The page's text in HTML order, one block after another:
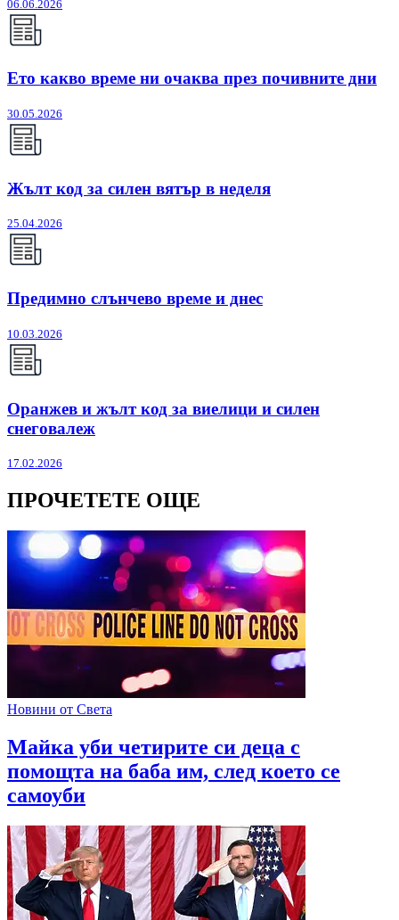
06.06.2026
Ето какво време ни очаква през почивните дни
30.05.2026
Жълт код за силен вятър в неделя
25.04.2026
Предимно слънчево време и днес
10.03.2026
Оранжев и жълт код за виелици и силен
снеговалеж
17.02.2026
ПРОЧЕТЕТЕ ОЩЕ
Новини от Света
Майка уби четирите си деца с
помощта на баба им, след което се
самоуби